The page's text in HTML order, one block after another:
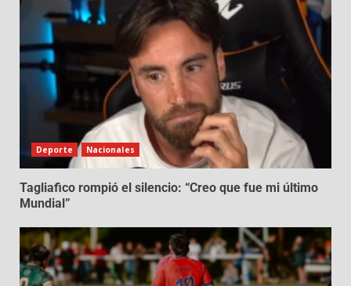
Deporte Nacionales
Tagliafico rompió el silencio: “Creo que fue mi último
Mundial”